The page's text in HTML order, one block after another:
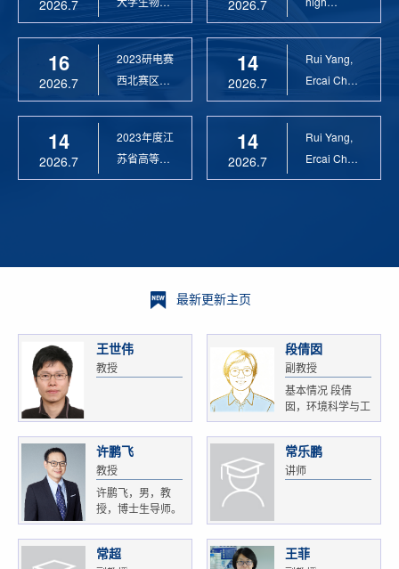
2026.7
网设计竞赛
16
2026.7
2023研电赛
西北赛区优
秀指导教师
14
2026.7
2023年度江
苏省高等学
校科学技术
2026.7
Resolution
14
2026.7
Rui Yang,
Ercai Chen
and
14
2026.7
Rui Yang,
Ercai Chen
and
最新更新主页
王世伟
教授
段倩囡
副教授
基本情况 段倩
囡，环境科学与工
程...
许鹏飞
教授
许鹏飞，男，教
授，博士生导师。
获...
常乐鹏
讲师
常超 王菲